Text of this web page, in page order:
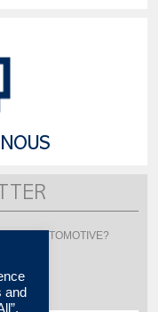
LISI AUTOMOTIVE?
and